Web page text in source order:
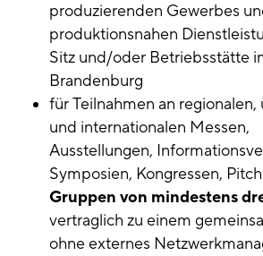
produzierenden Gewerbes
produktionsnahen
Sitz und/oder Betriebsstätte
Brandenburg
für Teilnahmen an
und internationalen Messen,
Ausstellungen,
Symposien, Kongressen,
Gruppen von mindestens
vertraglich zu einem
ohne externes